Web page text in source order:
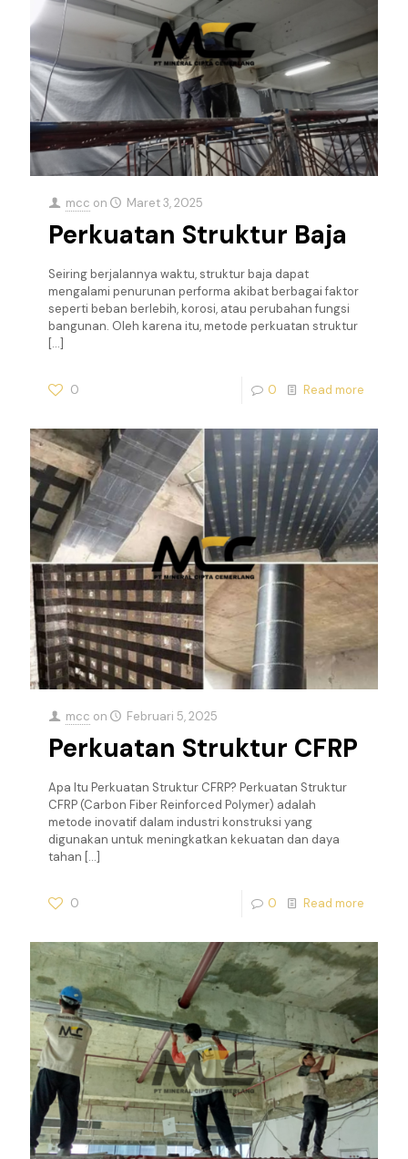
mcc on Maret 3, 2025
Perkuatan Struktur Baja
Seiring berjalannya waktu, struktur baja dapat
mengalami penurunan performa akibat berbagai faktor
seperti beban berlebih, korosi, atau perubahan fungsi
bangunan. Oleh karena itu, metode perkuatan struktur
[…]
0 0 Read more
mcc on Februari 5, 2025
Perkuatan Struktur CFRP
Apa Itu Perkuatan Struktur CFRP? Perkuatan Struktur
CFRP (Carbon Fiber Reinforced Polymer) adalah
metode inovatif dalam industri konstruksi yang
digunakan untuk meningkatkan kekuatan dan daya
tahan […]
0 0 Read more